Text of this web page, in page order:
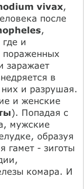
vivax,
после
,
и
пораженных
заражает
в
и разрушая.
и женские
). Попадая с
мужские
образуя
гамет - зиготы
комара. И